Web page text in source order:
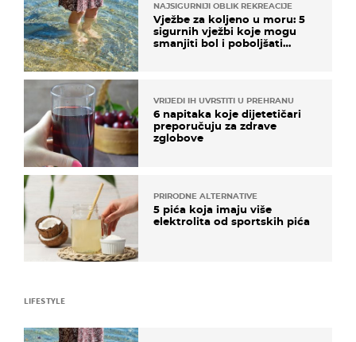
NAJSIGURNIJI OBLIK REKREACIJE
Vježbe za koljeno u moru: 5
sigurnih vježbi koje mogu
smanjiti bol i poboljšati
VRIJEDI IH UVRSTITI U PREHRANU
6 napitaka koje dijetetičari
preporučuju za zdrave
zglobove
PRIRODNE ALTERNATIVE
5 pića koja imaju više
elektrolita od sportskih pića
LIFESTYLE